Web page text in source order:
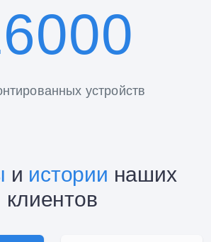
устройств
и истории наших
клиентов